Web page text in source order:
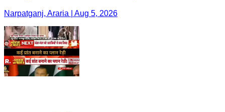
Narpatganj, Araria | Aug 5, 2026